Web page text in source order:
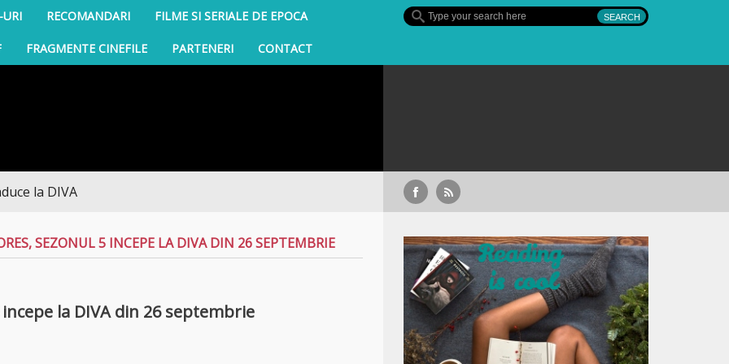
RECOMANDARI FILME SI SERIALE DE EPOCA
FRAGMENTE CINEFILE PARTENERI CONTACT
DIVA Sullivan’s Crossing – finalul sezonului 4, pe
SEZONUL 5 INCEPE LA DIVA DIN 26 SEPTEMBRIE
la DIVA din 26 septembrie